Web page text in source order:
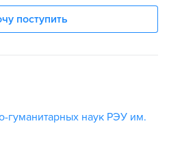
поступить
гуманитарных наук РЭУ им.